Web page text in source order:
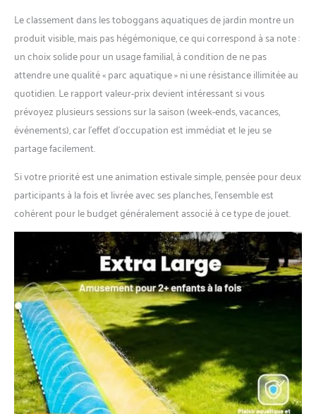
Le classement dans les toboggans aquatiques de jardin montre un
produit visible, mais pas hégémonique, ce qui correspond à sa note :
un choix solide pour un usage familial, à condition de ne pas
attendre une qualité « parc aquatique » ni une résistance illimitée au
quotidien. Le rapport valeur-prix devient intéressant si vous
prévoyez plusieurs sessions sur la saison (week-ends, vacances,
événements), car l’effet d’occupation est immédiat et le jeu se
partage facilement.
Si votre priorité est une animation estivale simple, pensée pour deux
participants à la fois et livrée avec ses planches, l’ensemble est
cohérent pour le budget généralement associé à ce type de jouet.